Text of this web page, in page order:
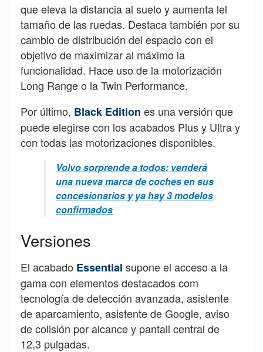
que eleva la distancia al suelo y aumenta lel
tamaño de las ruedas. Destaca también por su
cambio de distribución del espacio con el
objetivo de maximizar al máximo la
funcionalidad. Hace uso de la motorización
Long Range o la Twin Performance.
Por último, Black Edition es una versión que
puede elegirse con los acabados Plus y Ultra y
con todas las motorizaciones disponibles.
Volvo sorprende a todos: venderá
una nueva marca de coches en sus
concesionarios y ya hay 3 modelos
confirmados
Versiones
El acabado Essential supone el acceso a la
gama con elementos destacados com
tecnología de detección avanzada, asistente
de aparcamiento, asistente de Google, aviso
de colisión por alcance y pantall central de
12,3 pulgadas.